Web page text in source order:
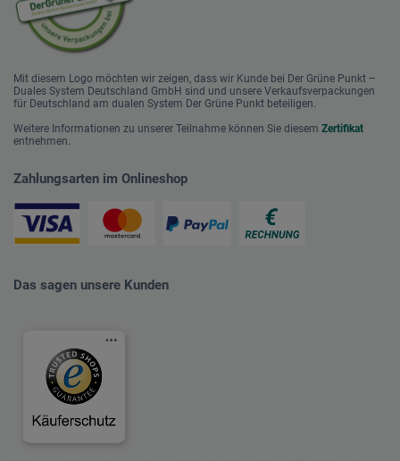
Mit diesem Logo möchten wir zeigen, dass wir Kunde bei Der Grüne Punkt –
Duales System Deutschland GmbH sind und unsere Verkaufsverpackungen
für Deutschland am dualen System Der Grüne Punkt beteiligen.
Weitere Informationen zu unserer Teilnahme können Sie diesem Zertifikat
entnehmen.
Zahlungsarten im Onlineshop
Das sagen unsere Kunden